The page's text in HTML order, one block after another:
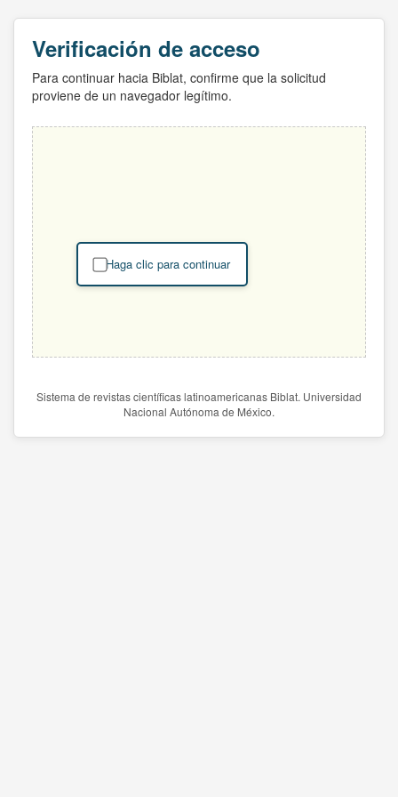
Verificación de acceso
Para continuar hacia Biblat, confirme que la solicitud
proviene de un navegador legítimo.
Haga clic para continuar
Sistema de revistas científicas latinoamericanas Biblat. Universidad
Nacional Autónoma de México.